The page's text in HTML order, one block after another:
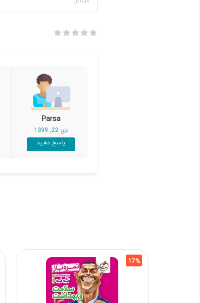
Parsa
دی 22, 1399
پاسخ دهید
17%